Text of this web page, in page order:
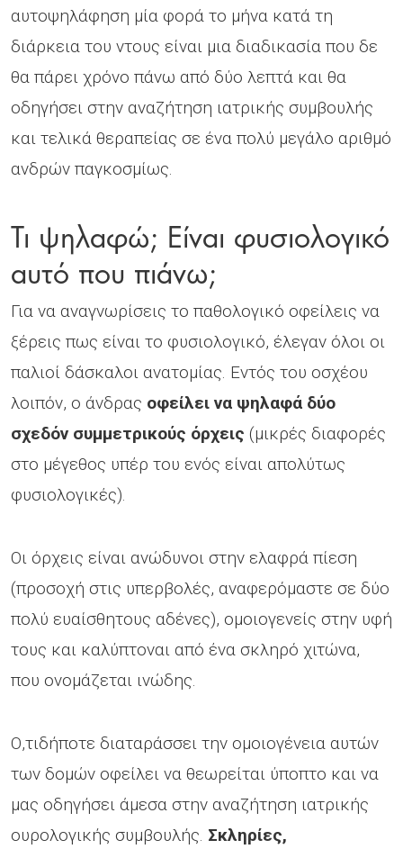
αυτοψηλάφηση μία φορά το μήνα κατά τη
διάρκεια του ντους είναι μια διαδικασία που δε
θα πάρει χρόνο πάνω από δύο λεπτά και θα
οδηγήσει στην αναζήτηση ιατρικής συμβουλής
και τελικά θεραπείας σε ένα πολύ μεγάλο αριθμό
ανδρών παγκοσμίως.
Τι ψηλαφώ; Είναι φυσιολογικό
αυτό που πιάνω;
Για να αναγνωρίσεις το παθολογικό οφείλεις να
ξέρεις πως είναι το φυσιολογικό, έλεγαν όλοι οι
παλιοί δάσκαλοι ανατομίας. Εντός του οσχέου
λοιπόν, ο άνδρας οφείλει να ψηλαφά δύο
σχεδόν συμμετρικούς όρχεις (μικρές διαφορές
στο μέγεθος υπέρ του ενός είναι απολύτως
φυσιολογικές).
Οι όρχεις είναι ανώδυνοι στην ελαφρά πίεση
(προσοχή στις υπερβολές, αναφερόμαστε σε δύο
πολύ ευαίσθητους αδένες), ομοιογενείς στην υφή
τους και καλύπτοναι από ένα σκληρό χιτώνα,
που ονομάζεται ινώδης.
Ο,τιδήποτε διαταράσσει την ομοιογένεια αυτών
των δομών οφείλει να θεωρείται ύποπτο και να
μας οδηγήσει άμεσα στην αναζήτηση ιατρικής
ουρολογικής συμβουλής. Σκληρίες,